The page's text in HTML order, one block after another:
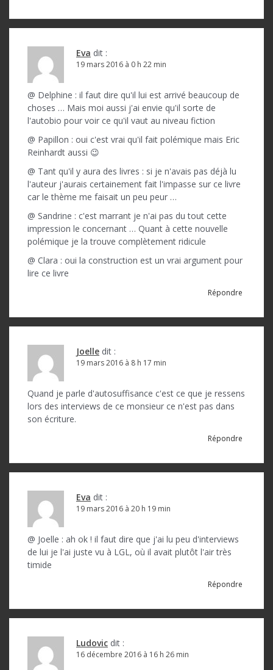
Eva dit :
19 mars 2016 à 0 h 22 min
@ Delphine : il faut dire qu'il lui est arrivé beaucoup de
choses … Mais moi aussi j'ai envie qu'il sorte de
l'autobio pour voir ce qu'il vaut au niveau fiction
@ Papillon : oui c'est vrai qu'il fait polémique mais Eric
Reinhardt aussi 😉
@ Tant qu'il y aura des livres : si je n'avais pas déjà lu
l'auteur j'aurais certainement fait l'impasse sur ce livre
car le thème me faisait un peu peur …
@ Sandrine : c'est marrant je n'ai pas du tout cette
impression le concernant … Quant à cette nouvelle
polémique je la trouve complètement ridicule
@ Clara : oui la construction est un vrai argument pour
lire ce livre
Répondre
Joelle dit :
19 mars 2016 à 8 h 17 min
Quand je parle d'autosuffisance c'est ce que je ressens
lors des interviews de ce monsieur ce n'est pas dans
son écriture.
Répondre
Eva dit :
19 mars 2016 à 20 h 19 min
@ Joelle : ah ok ! il faut dire que j'ai lu peu d'interviews
de lui je l'ai juste vu à LGL, où il avait plutôt l'air très
timide
Répondre
Ludovic dit :
16 décembre 2016 à 16 h 26 min